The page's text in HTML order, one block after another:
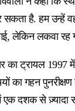
सकता है. हम उन्हें
लेकिन लकवा रह
का ट्रायल
का गहन
एक दशक से ज़्यादा